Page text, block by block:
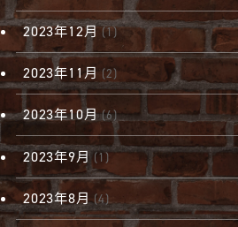
2023年12月 (1)
2023年11月(2)
2023年10月(6)
2023年9月 (1)
2023年8月(4)